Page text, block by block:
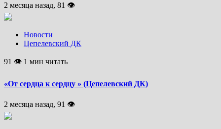
2 месяца назад, 81 👁
Новости
Цепелевский ДК
91 👁 1 мин читать
«От сердца к сердцу » (Цепелевский ДК)
2 месяца назад, 91 👁